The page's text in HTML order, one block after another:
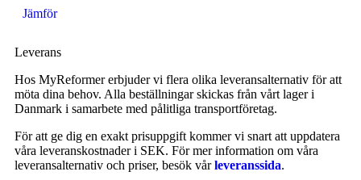
Jämför
Leverans
Hos MyReformer erbjuder vi flera olika leveransalternativ för att
möta dina behov. Alla beställningar skickas från vårt lager i
Danmark i samarbete med pålitliga transportföretag.
För att ge dig en exakt prisuppgift kommer vi snart att uppdatera
våra leveranskostnader i SEK. För mer information om våra
leveransalternativ och priser, besök vårleveranssida.